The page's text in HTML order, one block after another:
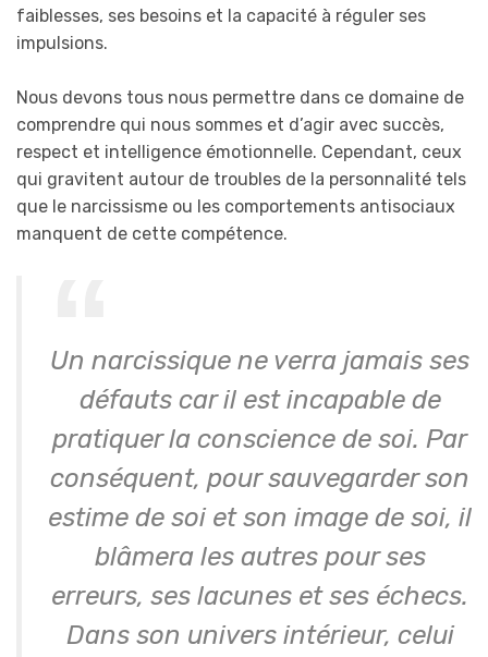
faiblesses, ses besoins et la capacité à réguler ses
impulsions.
Nous devons tous nous permettre dans ce domaine de
comprendre qui nous sommes et d’agir avec succès,
respect et intelligence émotionnelle. Cependant, ceux
qui gravitent autour de troubles de la personnalité tels
que le narcissisme ou les comportements antisociaux
manquent de cette compétence.
Un narcissique ne verra jamais ses
défauts car il est incapable de
pratiquer la conscience de soi. Par
conséquent, pour sauvegarder son
estime de soi et son image de soi, il
blâmera les autres pour ses
erreurs, ses lacunes et ses échecs.
Dans son univers intérieur, celui